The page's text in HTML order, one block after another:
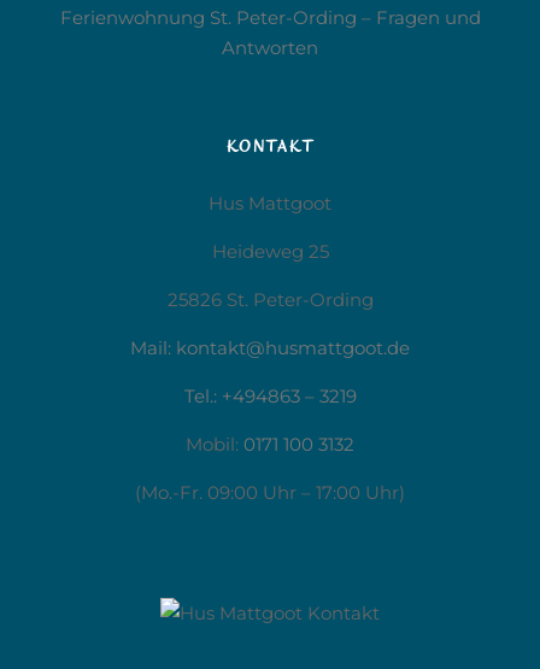
Ferienwohnung St. Peter-Ording – Fragen und
Antworten
KONTAKT
Hus Mattgoot
Heideweg 25
25826 St. Peter-Ording
Mail: kontakt@husmattgoot.de
Tel.: +494863 – 3219
Mobil: 0171 100 3132
(Mo.-Fr. 09:00 Uhr – 17:00 Uhr)